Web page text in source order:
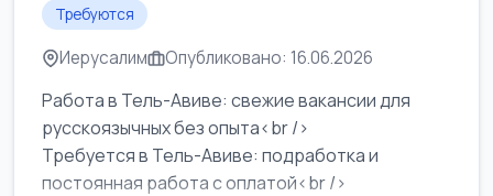
Требуются
Иерусалим Опубликовано: 16.06.2026
Работа в Тель-Авиве: свежие вакансии для
русскоязычных без опыта<br />
Требуется в Тель-Авиве: подработка и
постоянная работа с оплатой<br />